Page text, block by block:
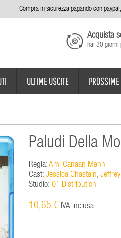
Compra in sicurezza pagando con
Acquista
hai 30 giorni
ULTIME USCITE
Paludi Della
Regia:Ami Canaan Mann
Cast: Jessica Chastain,
Studio: 01 Distribution
10,65 € IVA inclusa